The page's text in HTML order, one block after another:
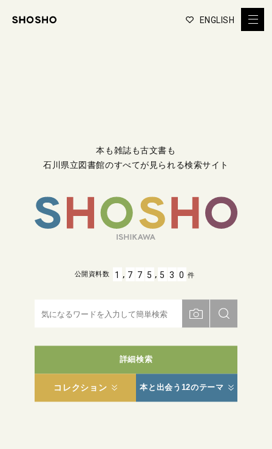
ENGLISH
本も雑誌も古文書も
石川県立図書館のすべてが見られる検索サイト
詳細検索
コレクション 本と出会う12のテーマ
公開資料数 1 , 7 7 5 , 5 3 0 件